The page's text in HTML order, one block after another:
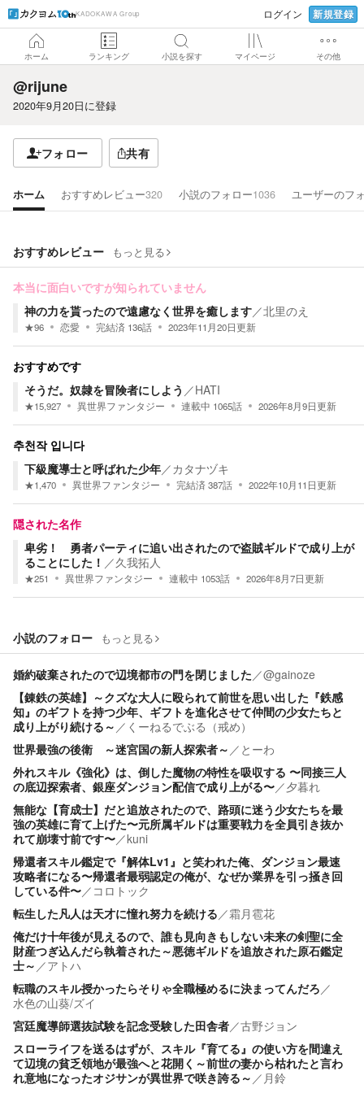
KADOKAWA Group ログイン 新規登録
ホーム ランキング 小説を探す マイページ その他
@rijune
2020年9月20日に登録
フォロー 共有
ホーム おすすめレビュー320 小説のフォロー1036 ユーザーのフ
おすすめレビュー もっと見る
本当に面白いですが知られていません
神の力を貰ったので遠慮なく世界を癒します／北里のえ
★96 恋愛 完結済 136話 2023年11月20日更新
おすすめです
そうだ。奴隷を冒険者にしよう ／HATI
★15,927 異世界ファンタジー 連載中 1065話 2026年8月9日更新
추천작 입니다
下級魔導士と呼ばれた少年／カタナヅキ
★1,470 異世界ファンタジー 完結済387話 2022年10月11日更新
隠された名作
卑劣！ 勇者パーティに追い出されたので盗賊ギルドで成り上が
ることにした！ ／久我拓人
★251 異世界ファンタジー 連載中 1053話 2026年8月7日更新
小説のフォロー もっと見る
婚約破棄されたので辺境都市の門を閉じました／@gainoze
【錬鉄の英雄】～クズな大人に殴られて前世を思い出した『鉄感
知』のギフトを持つ少年、ギフトを進化させて仲間の少女たちと
成り上がり続ける～ ／ くーねるでぶる（戒め）
世界最強の後衛 ～迷宮国の新人探索者～ ／ とーわ
外れスキル《強化》は、倒した魔物の特性を吸収する 〜同接三人
の底辺探索者、銀座ダンジョン配信で成り上がる〜／夕暮れ
無能な【育成士】だと追放されたので、路頭に迷う少女たちを最
強の英雄に育て上げた〜元所属ギルドは重要戦力を全員引き抜か
れて崩壊寸前です〜／kuni
帰還者スキル鑑定で『解体Lv1』と笑われた俺、ダンジョン最速
攻略者になる〜帰還者最弱認定の俺が、なぜか業界を引っ掻き回
している件〜／ コロトック
転生した凡人は天才に憧れ努力を続ける／霜月雹花
俺だけ十年後が見えるので、誰も見向きもしない未来の剣聖に全
財産つぎ込んだら執着された～悪徳ギルドを追放された原石鑑定
士～ ／アトハ
転職のスキル授かったらそりゃ全職極めるに決まってんだろ／
水色の山葵/ズイ
宮廷魔導師選抜試験を記念受験した田舎者／古野ジョン
スローライフを送るはずが、スキル『育てる』の使い方を間違え
て辺境の貧乏領地が最強へと花開く～前世の妻から枯れたと言わ
れ意地になったオジサンが異世界で咲き誇る～ ／ 月鈴